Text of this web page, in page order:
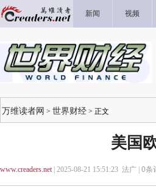
新闻 视频
万维读者网 > 世界财经 > 正文
美国
www.creaders.net| 2025-08-21 15:51:23 法广 | 0条